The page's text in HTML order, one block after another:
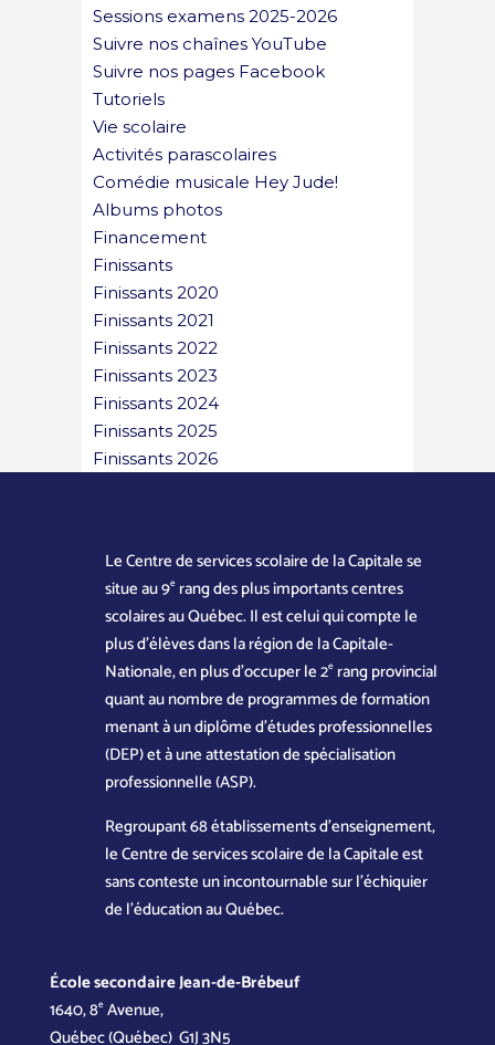
Sessions examens 2025-2026
Suivre nos chaînes YouTube
Suivre nos pages Facebook
Tutoriels
Vie scolaire
Activités parascolaires
Comédie musicale Hey Jude!
Albums photos
Financement
Finissants
Finissants 2020
Finissants 2021
Finissants 2022
Finissants 2023
Finissants 2024
Finissants 2025
Finissants 2026
Le Centre de services scolaire de la Capitale se
situe au 9erang des plus importants centres
scolaires au Québec. Il est celui qui compte le
plus d’élèves dans la région de la Capitale-
Nationale, en plus d’occuper le 2erang provincial
quant au nombre de programmes de formation
menant à un diplôme d’études professionnelles
(DEP) et à une attestation de spécialisation
professionnelle (ASP).
Regroupant 68 établissements d’enseignement,
le Centre de services scolaire de la Capitale est
sans conteste un incontournable sur l’échiquier
de l’éducation au Québec.
École secondaire Jean-de-Brébeuf
1640, 8eAvenue,
Québec (Québec) G1J 3N5